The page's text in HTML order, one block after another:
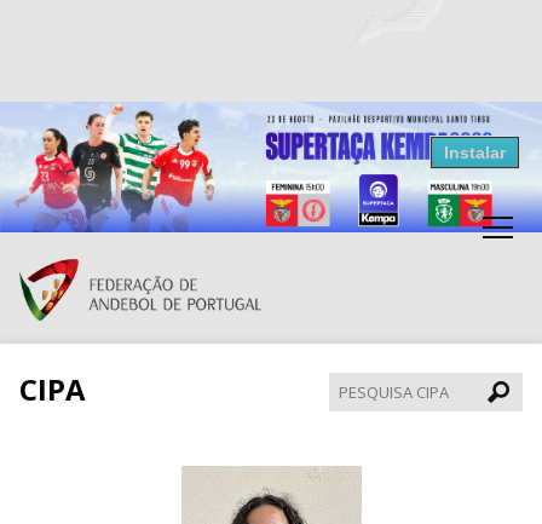
Resultados Andebol
Federação de Andebol de Portugal
Grátis - Disponivel na Play Store
Instalar
CIPA
CIPA